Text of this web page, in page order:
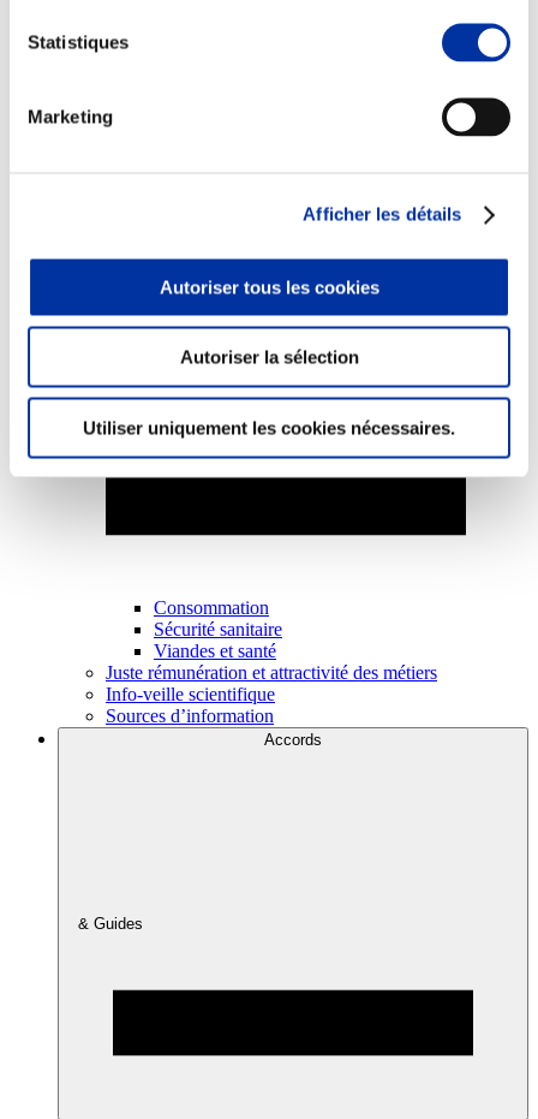
Statistiques
Marketing
Afficher les détails
Autoriser tous les cookies
Autoriser la sélection
Utiliser uniquement les cookies nécessaires.
Alimentation de qualité, raisonnée et durable
Consommation
Sécurité sanitaire
Viandes et santé
Juste rémunération et attractivité des métiers
Info-veille scientifique
Sources d’information
Accords
& Guides